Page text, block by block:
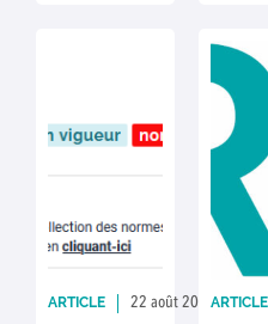
une
version
ARTICLE 22 août 2023ARTICLE